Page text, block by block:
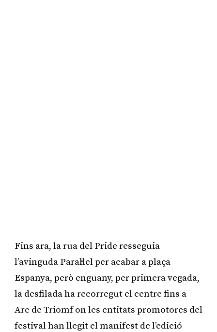
Fins ara, la rua del Pride resseguia
l’avinguda Paral·lel per acabar a plaça
Espanya, però enguany, per primera vegada,
la desfilada ha recorregut el centre fins a
Arc de Triomf on les entitats promotores del
festival han llegit el manifest de l’edició